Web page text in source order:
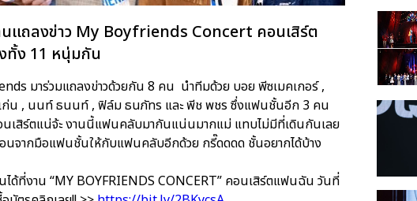
นแถลงข่าว My Boyfriends Concert คอนเสิร์ต
ทั้ง 11 หนุ่มกัน
มาร่วมแถลงข่าวด้วยกัน 8 คน นำทีมด้วย บอย พีซเมคเกอร์ ,
ก่น , นนท์ ธนนท์ , ฟิล์ม ธนภัทร และ พีช พชร ซึ่งแฟนชั้นอีก 3 คน
อนเสิร์ตแน่จ้ะ งานนี้แฟนคลับมากันแน่นมากแม่ แทบไม่มีที่เดินกันเลย
นจากมือแฟนชั้นให้กับแฟนคลับอีกด้วย กรี๊ดดดด ชั้นอยากได้บ้าง
ด้ที่งาน “MY BOYFRIENDS CONCERT” คอนเสิร์ตแฟนฉัน วันที่